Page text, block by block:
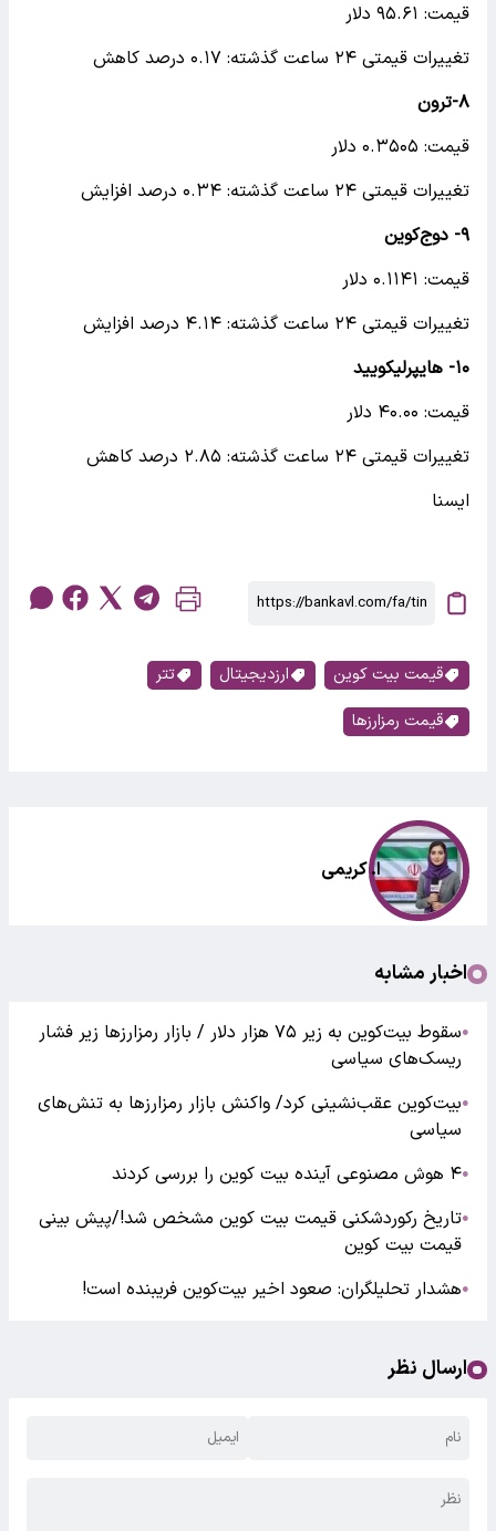
قیمت: ۹۵.۶۱ دلار
تغییرات قیمتی ۲۴ ساعت گذشته: ۰.۱۷ درصد کاهش
۸-ترون
قیمت: ۰.۳۵۰۵ دلار
تغییرات قیمتی ۲۴ ساعت گذشته: ۰.۳۴ درصد افزایش
۹- دوج‌کوین
قیمت: ۰.۱۱۴۱ دلار
تغییرات قیمتی ۲۴ ساعت گذشته: ۴.۱۴ درصد افزایش
۱۰- هایپرلیکویید
قیمت: ۴۰.۰۰ دلار
تغییرات قیمتی ۲۴ ساعت گذشته: ۲.۸۵ درصد کاهش
ایسنا
قیمت بیت کوین ارزدیجیتال
تتر
قیمت رمزارزها
ا. کریمی
اخبار مشابه
●
سقوط بیت‌کوین به زیر ۷۵ هزار دلار / بازار رمزارز‌ها زیر فشار
ریسک‌های سیاسی
●بیت‌کوین عقب‌نشینی کرد/ واکنش بازار رمزارز‌ها به تنش‌های
سیاسی
●۴ هوش مصنوعی آینده بیت کوین را بررسی کردند
●تاریخ رکوردشکنی قیمت بیت کوین مشخص شد!/پیش بینی
قیمت بیت کوین
●هشدار تحلیلگران: صعود اخیر بیت‌کوین فریبنده است!
ارسال نظر